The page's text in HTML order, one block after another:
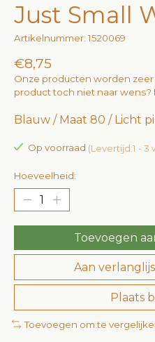
Just Small
Artikelnummer: 1520069
€8,75
Onze producten worden
product toch niet naar wens?
Blauw / Maat 80 / Licht
Op voorraad (Levertijd:1 -
Hoeveelheid:
Toevoegen
Aan
Plaats
Toevoegen om te